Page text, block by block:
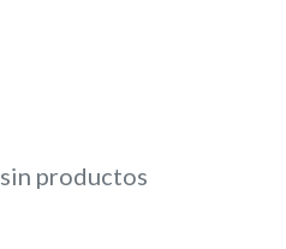
productos